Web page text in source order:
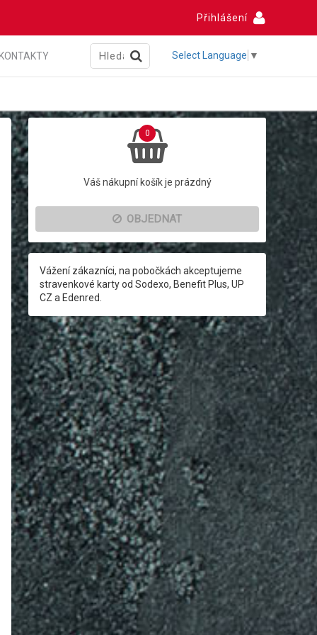
Přihlášení
Select Language ▼
0
Váš nákupní košík je prázdný
OBJEDNAT
Vážení zákazníci, na pobočkách akceptujeme
stravenkové karty od Sodexo, Benefit Plus, UP
CZ a Edenred.